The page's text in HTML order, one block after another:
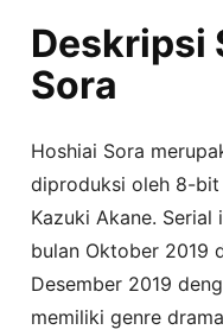
Deskripsi
Sora
Hoshiai Sora
diproduksi oleh 8-
Kazuki Akane.
bulan Oktober 2019
Desember 2019
memiliki genre